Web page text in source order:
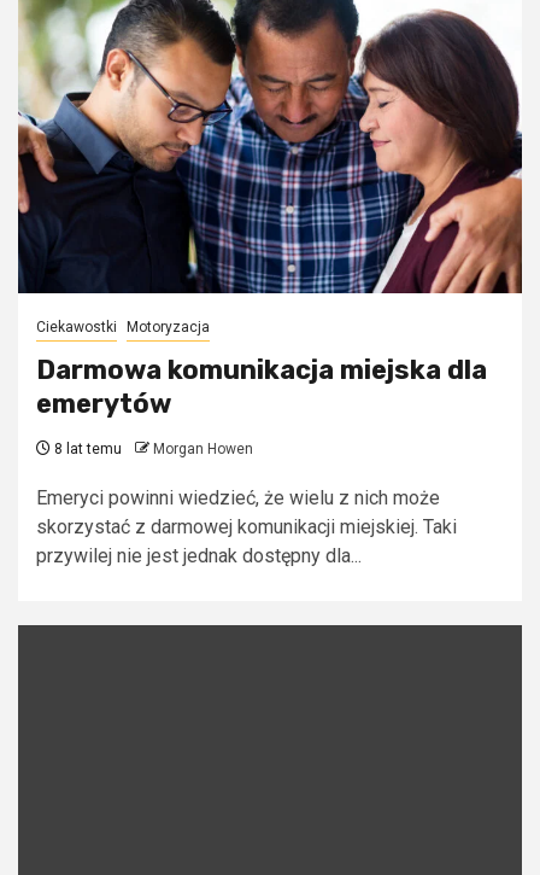
Ciekawostki Motoryzacja
Darmowa komunikacja miejska dla
emerytów
8 lat temu Morgan Howen
Emeryci powinni wiedzieć, że wielu z nich może
skorzystać z darmowej komunikacji miejskiej. Taki
przywilej nie jest jednak dostępny dla...